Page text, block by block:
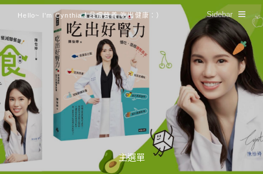
Hello~ I'm Cynthia！品嚐營養 吃出健康：） Sidebar
主選單